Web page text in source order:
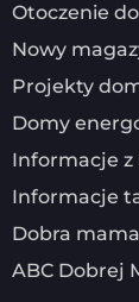
Otoczenie
Nowy
Projekty
Domy
Informacje
Informacje
Dobra mama
ABC Dobrej